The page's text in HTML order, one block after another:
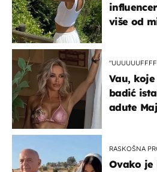
više od
Vau,
badić
adute
RASKOŠNA
Ovako je